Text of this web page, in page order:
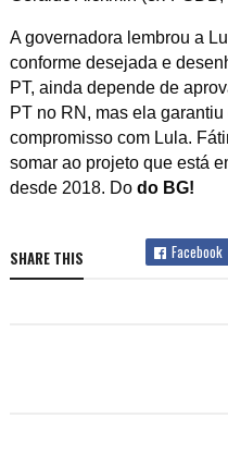
A governadora lembrou a
conforme desejada e
PT, ainda depende de
PT no RN, mas ela
compromisso com Lula.
somar ao projeto que está
desde 2018. Do do BG!
SHARE THIS Facebook